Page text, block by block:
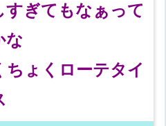
すぎてもなぁって
な
ちょくローテタイ